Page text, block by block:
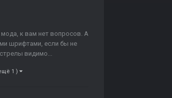
к вам нет вопросов. А
шрифтами, если бы не
видимо...
1 )